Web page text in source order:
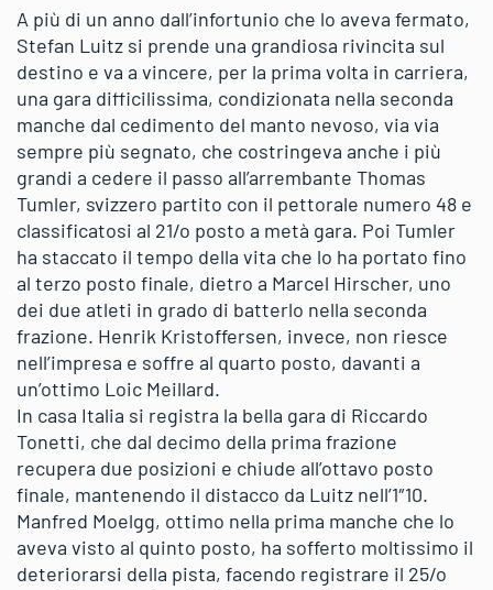
A più di un anno dall’infortunio che lo aveva fermato,
Stefan Luitz si prende una grandiosa rivincita sul
destino e va a vincere, per la prima volta in carriera,
una gara difficilissima, condizionata nella seconda
manche dal cedimento del manto nevoso, via via
sempre più segnato, che costringeva anche i più
grandi a cedere il passo all’arrembante Thomas
Tumler, svizzero partito con il pettorale numero 48 e
classificatosi al 21/o posto a metà gara. Poi Tumler
ha staccato il tempo della vita che lo ha portato fino
al terzo posto finale, dietro a Marcel Hirscher, uno
dei due atleti in grado di batterlo nella seconda
frazione. Henrik Kristoffersen, invece, non riesce
nell’impresa e soffre al quarto posto, davanti a
un’ottimo Loic Meillard.
In casa Italia si registra la bella gara di Riccardo
Tonetti, che dal decimo della prima frazione
recupera due posizioni e chiude all’ottavo posto
finale, mantenendo il distacco da Luitz nell’1″10.
Manfred Moelgg, ottimo nella prima manche che lo
aveva visto al quinto posto, ha sofferto moltissimo il
deteriorarsi della pista, facendo registrare il 25/o